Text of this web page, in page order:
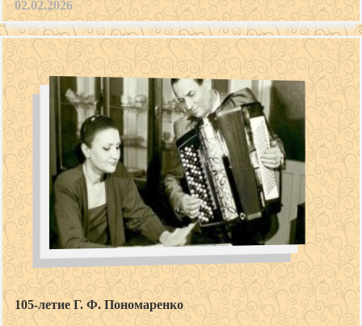
02.02.2026
105-летие Г. Ф. Пономаренко